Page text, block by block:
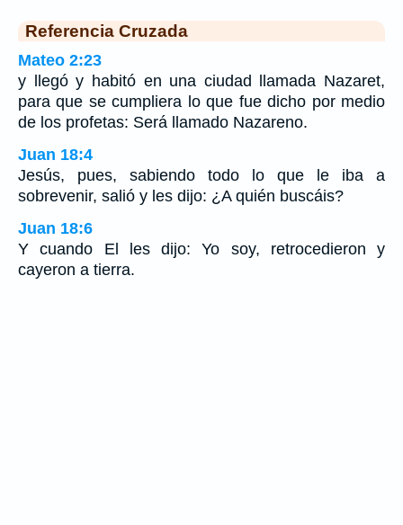
Referencia Cruzada
Mateo 2:23
y llegó y habitó en una ciudad llamada Nazaret,
para que se cumpliera lo que fue dicho por medio
de los profetas: Será llamado Nazareno.
Juan 18:4
Jesús, pues, sabiendo todo lo que le iba a
sobrevenir, salió y les dijo: ¿A quién buscáis?
Juan 18:6
Y cuando El les dijo: Yo soy, retrocedieron y
cayeron a tierra.